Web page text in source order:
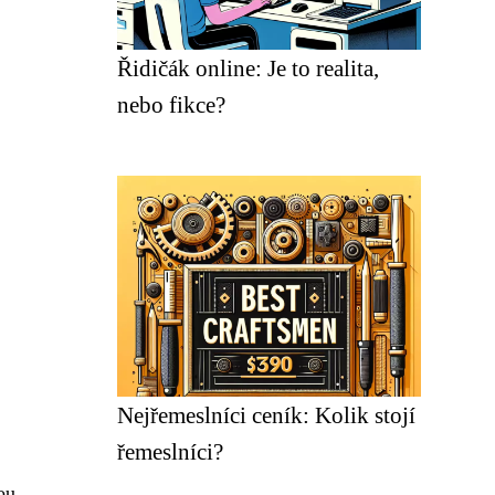
Řidičák online: Je to realita,
nebo fikce?
Nejřemeslníci ceník: Kolik stojí
řemeslníci?